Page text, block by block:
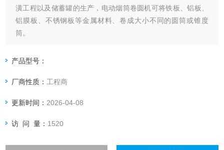
潢工程以及储蓄罐的生产，电动烟筒卷圆机可将铁板、铝板、
铝膜板、不锈钢板等金属材料、卷成大小不同的圆筒或锥度
筒。
产品型号：
厂商性质： 工程商
更新时间： 2026-04-08
访 问 量： 1520